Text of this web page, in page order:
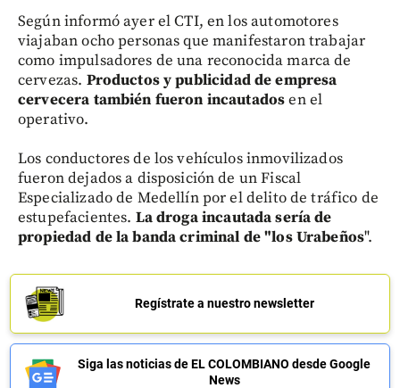
Según informó ayer el CTI, en los automotores
viajaban ocho personas que manifestaron trabajar
como impulsadores de una reconocida marca de
cervezas. Productos y publicidad de empresa
cervecera también fueron incautadosen el
operativo.
Los conductores de los vehículos inmovilizados
fueron dejados a disposición de un Fiscal
Especializado de Medellín por el delito de tráfico de
estupefacientes. La droga incautada sería de
propiedad de la banda criminal de "los Urabeños".
Regístrate a nuestro newsletter
Siga las noticias de EL COLOMBIANO desde Google
News